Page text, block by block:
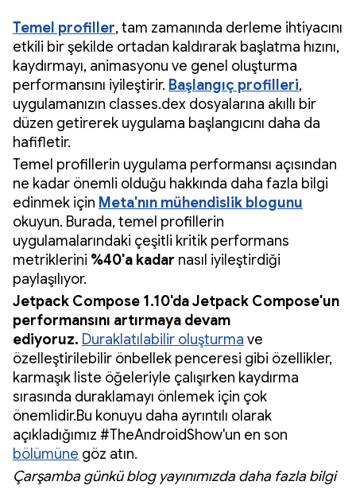
Temel profiller, tam zamanında derleme ihtiyacını
etkili bir şekilde ortadan kaldırarak başlatma hızını,
kaydırmayı, animasyonu ve genel oluşturma
performansını iyileştirir. Başlangıç profilleri,
uygulamanızın classes.dex dosyalarına akıllı bir
düzen getirerek uygulama başlangıcını daha da
hafifletir.
Temel profillerin uygulama performansı açısından
ne kadar önemli olduğu hakkında daha fazla bilgi
edinmek için Meta'nın mühendislik blogunu
okuyun. Burada, temel profillerin
uygulamalarındaki çeşitli kritik performans
metriklerini %40'a kadar nasıl iyileştirdiği
paylaşılıyor.
Jetpack Compose 1.10'da Jetpack Compose'un
performansını artırmaya devam
ediyoruz. Duraklatılabilir oluşturma ve
özelleştirilebilir önbellek penceresi gibi özellikler,
karmaşık liste öğeleriyle çalışırken kaydırma
sırasında duraklamayı önlemek için çok
önemlidir.Bu konuyu daha ayrıntılı olarak
açıkladığımız #TheAndroidShow'un en son
bölümüne göz atın.
Çarşamba günkü blog yayınımızda daha fazla bilgi